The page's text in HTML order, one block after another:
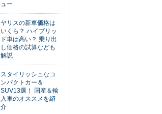
ュー
ヤリスの新車価格は
いくら？ ハイブリッ
ド車は高い？ 乗り出
し価格の試算なども
解説
スタイリッシュなコ
ンパクトカー＆
SUV13選！ 国産＆輸
入車のオススメを紹
介